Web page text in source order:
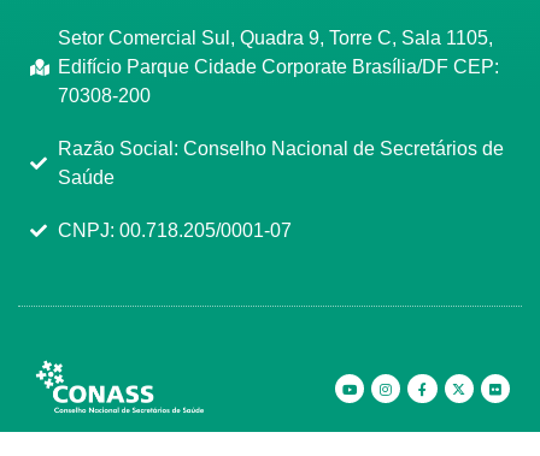
Setor Comercial Sul, Quadra 9, Torre C, Sala 1105,
Edifício Parque Cidade Corporate Brasília/DF CEP:
70308-200
Razão Social: Conselho Nacional de Secretários de
Saúde
CNPJ: 00.718.205/0001-07